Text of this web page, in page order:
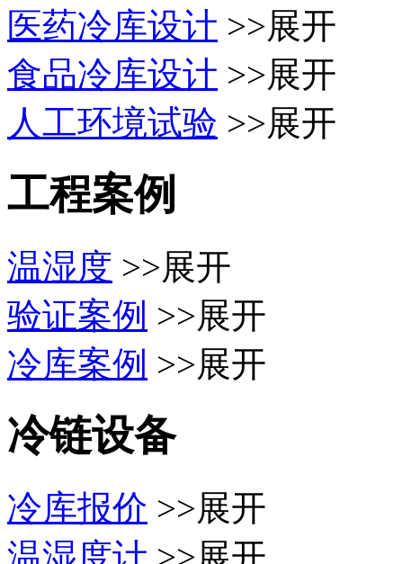
医药冷库设计 >>展开
食品冷库设计 >>展开
人工环境试验 >>展开
工程案例
温湿度 >>展开
验证案例 >>展开
冷库案例 >>展开
冷链设备
冷库报价 >>展开
温湿度计 >>展开